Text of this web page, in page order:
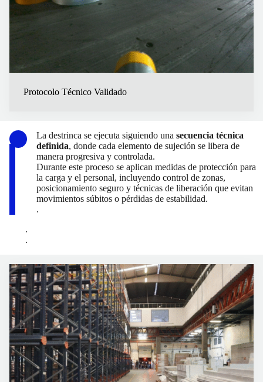
Protocolo Técnico Validado
La destrinca se ejecuta siguiendo una secuencia técnica
definida, donde cada elemento de sujeción se libera de
manera progresiva y controlada.
Durante este proceso se aplican medidas de protección para
la carga y el personal, incluyendo control de zonas,
posicionamiento seguro y técnicas de liberación que evitan
movimientos súbitos o pérdidas de estabilidad.
.
.
.